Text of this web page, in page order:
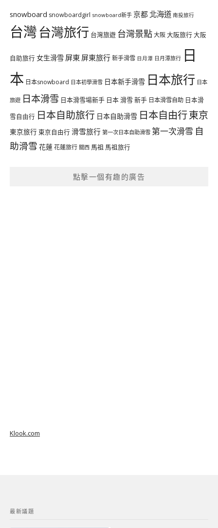
snowboard snowboardgirl snowboard新手 京都 北海道 南投旅行
台灣台灣旅行 台灣旅遊 台灣景點大阪大阪旅行大阪
自助旅行 女生滑雪 屏東 屏東旅行新手滑雪 日月潭 日月潭旅行 日
本 日本snowboard 日本初學滑雪 日本新手滑雪 日本旅行 日本
旅遊 日本滑雪 日本滑雪場新手 日本 滑雪 新手 日本滑雪自助 日本滑
雪自由行 日本自助旅行 日本自助滑雪 日本自由行東京
東京旅行 東京自由行 滑雪旅行 第一次日本自助滑雪 第一次滑雪 自
助滑雪 花蓮花蓮旅行 關西 馬祖 馬祖旅行
點擊一個有趣的廣告
Klook.com
最新議題